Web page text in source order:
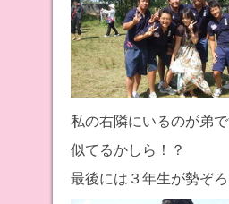
私の右隣にいるのが弟
似てるかしら！？
最後には３年生が勢ぞ